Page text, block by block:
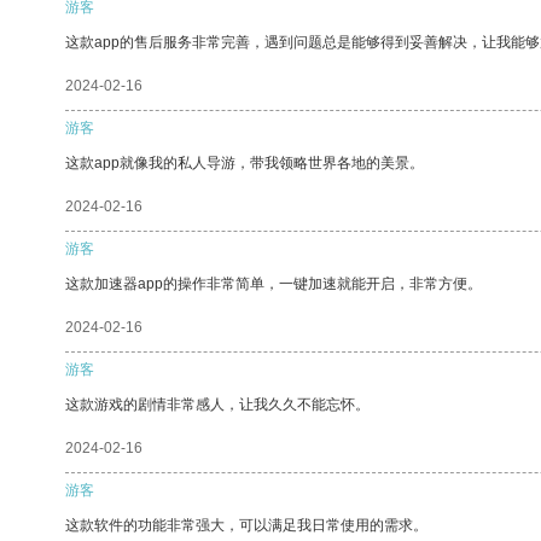
游客
这款app的售后服务非常完善，遇到问题总是能够得到妥善解决，让我能够
2024-02-16
游客
这款app就像我的私人导游，带我领略世界各地的美景。
2024-02-16
游客
这款加速器app的操作非常简单，一键加速就能开启，非常方便。
2024-02-16
游客
这款游戏的剧情非常感人，让我久久不能忘怀。
2024-02-16
游客
这款软件的功能非常强大，可以满足我日常使用的需求。